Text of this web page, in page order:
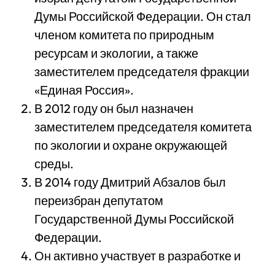
Думы Российской Федерации. Он стал
членом комитета по природным
ресурсам и экологии, а также
заместителем председателя фракции
«Единая Россия».
В 2012 году он был назначен
заместителем председателя комитета
по экологии и охране окружающей
среды.
В 2014 году Дмитрий Абзалов был
переизбран депутатом
Государственной Думы Российской
Федерации.
Он активно участвует в разработке и